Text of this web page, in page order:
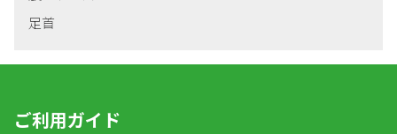
足首
ご利用ガイド